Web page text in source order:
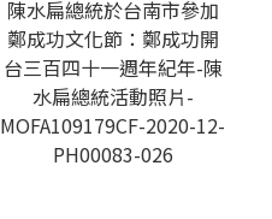
陳水扁總統於台南市參加
鄭成功文化節：鄭成功開
台三百四十一週年紀年-陳
水扁總統活動照片-
MOFA109179CF-2020-12-
PH00083-026